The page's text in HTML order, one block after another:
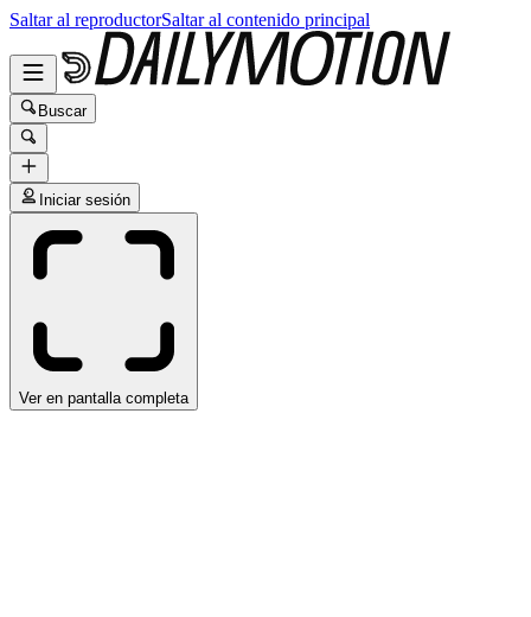
Saltar al reproductorSaltar al contenido principal
Buscar
Iniciar sesión
Ver en pantalla completa